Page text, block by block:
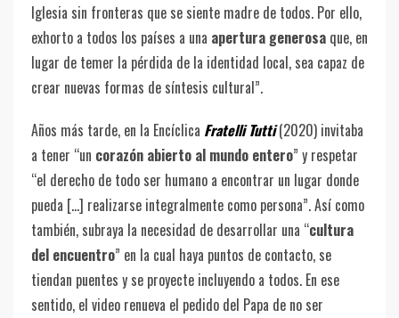
Iglesia sin fronteras que se siente madre de todos. Por ello,
exhorto a todos los países a una apertura generosa que, en
lugar de temer la pérdida de la identidad local, sea capaz de
crear nuevas formas de síntesis cultural”.
Años más tarde, en la Encíclica Fratelli Tutti(2020) invitaba
a tener “un corazón abierto al mundo entero” y respetar
“el derecho de todo ser humano a encontrar un lugar donde
pueda […] realizarse integralmente como persona”. Así como
también, subraya la necesidad de desarrollar una “cultura
del encuentro” en la cual haya puntos de contacto, se
tiendan puentes y se proyecte incluyendo a todos. En ese
sentido, el video renueva el pedido del Papa de no ser